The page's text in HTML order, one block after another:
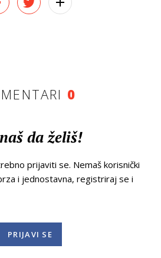
0
da želiš!
prijaviti se. Nemaš korisnički
i jednostavna, registriraj se i
PRIJAVI SE